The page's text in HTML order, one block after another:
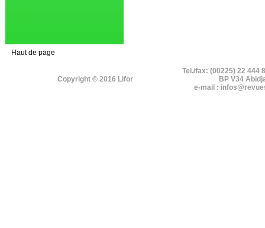
Haut de page
Copyright © 2016 Lifor
Tel./fax: (00225) 22 444
BP V34
e-mail :